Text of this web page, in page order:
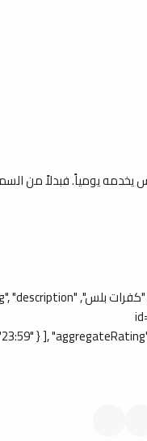
فبدلاً من السماح
} ],